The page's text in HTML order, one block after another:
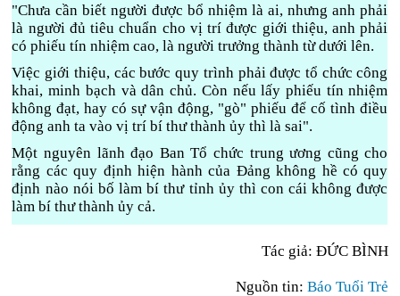
"Chưa cần biết người được bổ nhiệm là ai, nhưng anh phải
là người đủ tiêu chuẩn cho vị trí được giới thiệu, anh phải
có phiếu tín nhiệm cao, là người trưởng thành từ dưới lên.
Việc giới thiệu, các bước quy trình phải được tổ chức công
khai, minh bạch và dân chủ. Còn nếu lấy phiếu tín nhiệm
không đạt, hay có sự vận động, "gò" phiếu để cố tình điều
động anh ta vào vị trí bí thư thành ủy thì là sai".
Một nguyên lãnh đạo Ban Tổ chức trung ương cũng cho
rằng các quy định hiện hành của Đảng không hề có quy
định nào nói bố làm bí thư tỉnh ủy thì con cái không được
làm bí thư thành ủy cả.
Tác giả: ĐỨC BÌNH
Nguồn tin: Báo Tuổi Trẻ